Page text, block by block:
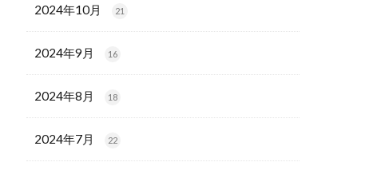
2024年10月 21
2024年9月 16
2024年8月 18
2024年7月 22